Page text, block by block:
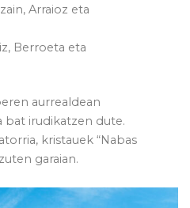
Arraioz eta
Berroeta eta
aurrealdean
bat irudikatzen dute.
kristauek “Nabas
garaian.